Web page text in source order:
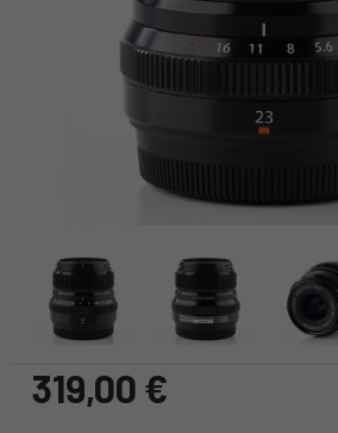
319,00 €